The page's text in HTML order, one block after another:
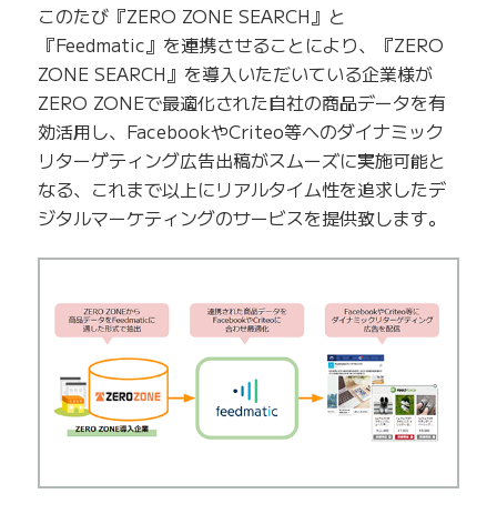
このたび『ZERO ZONE SEARCH』と
『Feedmatic』を連携させることにより、『ZERO
ZONE SEARCH』を導入いただいている企業様が
ZERO ZONEで最適化された自社の商品データを有
効活用し、FacebookやCriteo等へのダイナミック
リターゲティング広告出稿がスムーズに実施可能と
なる、これまで以上にリアルタイム性を追求したデ
ジタルマーケティングのサービスを提供致します。